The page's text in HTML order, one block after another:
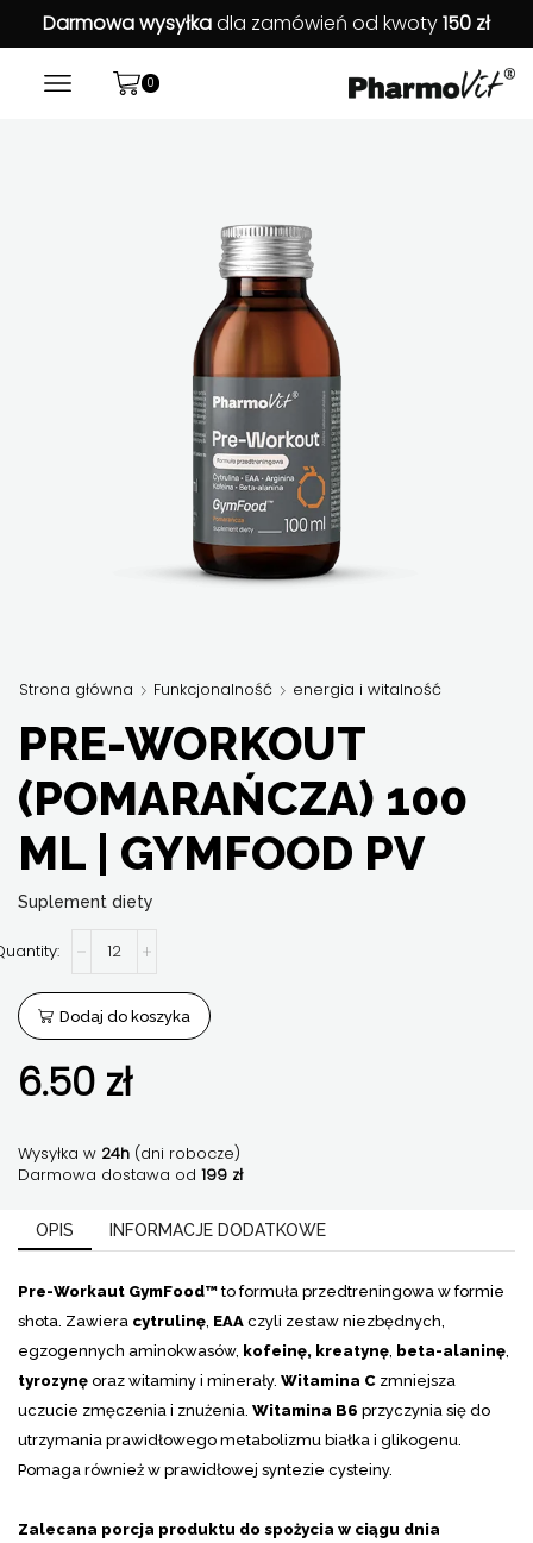
Darmowa wysyłkadla zamówień od kwoty150 zł
0
Strona główna Funkcjonalność energia i witalność
PRE-WORKOUT
(POMARAŃCZA) 100
ML | GYMFOOD PV
Suplement diety
6.50 zł
Pre-
100
ml
|
GymFood
Dodaj do koszyka
Wysyłka w 24h (dni robocze)
Darmowa dostawa od 199 zł
OPIS INFORMACJE DODATKOWE
Pre-Workaut GymFood™to formuła przedtreningowa w formie
shota. Zawiera cytrulinę, EAA czyli zestaw niezbędnych,
egzogennych aminokwasów, kofeinę, kreatynę, beta-alaninę,
tyrozynę oraz witaminy i minerały. Witamina C zmniejsza
uczucie zmęczenia i znużenia. Witamina B6 przyczynia się do
utrzymania prawidłowego metabolizmu białka i glikogenu.
Pomaga również w prawidłowej syntezie cysteiny.
Zalecana porcja produktu do spożycia w ciągu dnia